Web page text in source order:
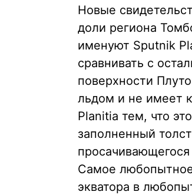
Новые
доли региона
именуют Sputnik
сравнивать с
поверхности
льдом и не имеет
Planitia тем, что
заполненный
Самое
экватора в